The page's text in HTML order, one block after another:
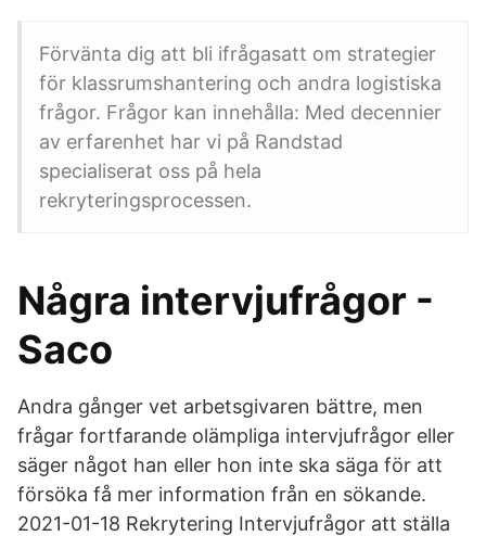
Förvänta dig att bli ifrågasatt om strategier
för klassrumshantering och andra logistiska
frågor. Frågor kan innehålla: Med decennier
av erfarenhet har vi på Randstad
specialiserat oss på hela
rekryteringsprocessen.
Några intervjufrågor -
Saco
Andra gånger vet arbetsgivaren bättre, men
frågar fortfarande olämpliga intervjufrågor eller
säger något han eller hon inte ska säga för att
försöka få mer information från en sökande.
2021-01-18 Rekrytering Intervjufrågor att ställa